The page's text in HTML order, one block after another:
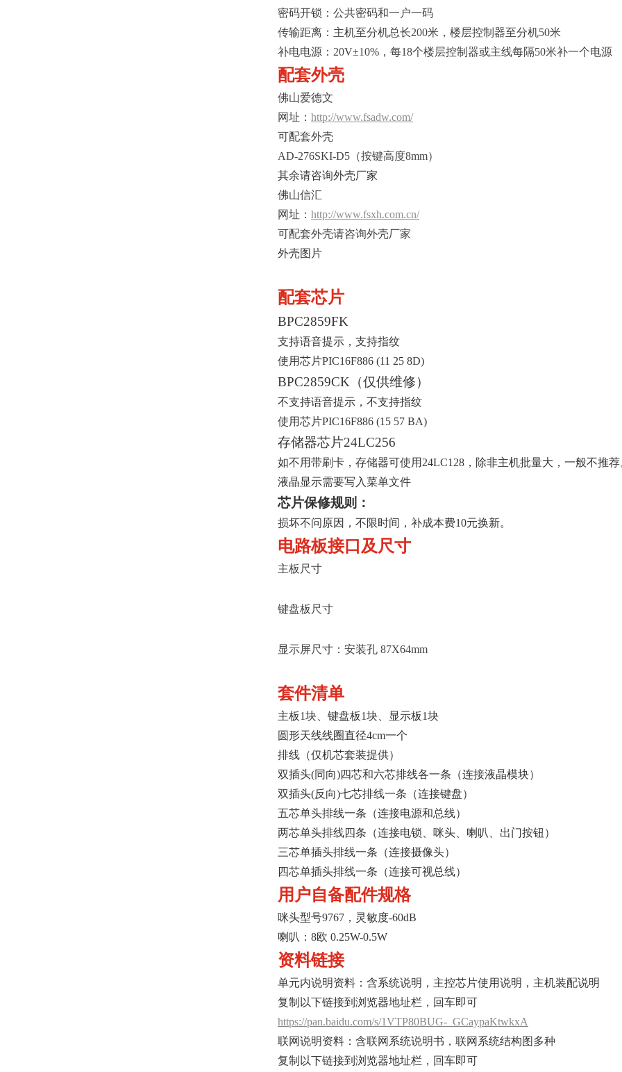
密码开锁：公共密码和一户一码
传输距离：主机至分机总长200米，楼层控制器至分机50米
补电电源：20V±10%，每18个楼层控制器或主线每隔50米补一个电源
配套外壳
佛山爱德文
网址： http://www.fsadw.com/
可配套外壳
AD-276SKI-D5（按键高度8mm）
其余请咨询外壳厂家
佛山信汇
网址： http://www.fsxh.com.cn/
可配套外壳请咨询外壳厂家
外壳图片
配套芯片
BPC2859FK
支持语音提示，支持指纹
使用芯片PIC16F886 (11 25 8D)
BPC2859CK（仅供维修）
不支持语音提示，不支持指纹
使用芯片PIC16F886 (15 57 BA)
存储器芯片24LC256
如不用带刷卡，存储器可使用24LC128，除非主机批量大，一般不推荐
液晶显示需要写入菜单文件
芯片保修规则：
损坏不问原因，不限时间，补成本费10元换新。
电路板接口及尺寸
主板尺寸
键盘板尺寸
显示屏尺寸：安装孔 87X64mm
套件清单
主板1块、键盘板1块、显示板1块
圆形天线线圈直径4cm一个
排线（仅机芯套装提供）
双插头(同向)四芯和六芯排线各一条（连接液晶模块）
双插头(反向)七芯排线一条（连接键盘）
五芯单头排线一条（连接电源和总线）
两芯单头排线四条（连接电锁、咪头、喇叭、出门按钮）
三芯单插头排线一条（连接摄像头）
四芯单插头排线一条（连接可视总线）
用户自备配件规格
咪头型号9767，灵敏度-60dB
喇叭：8欧 0.25W-0.5W
资料链接
单元内说明资料：含系统说明，主控芯片使用说明，主机装配说明
复制以下链接到浏览器地址栏，回车即可
https://pan.baidu.com/s/1VTP80BUG-_GCaypaKtwkxA
联网说明资料：含联网系统说明书，联网系统结构图多种
复制以下链接到浏览器地址栏，回车即可